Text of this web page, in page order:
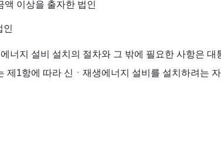
액 이상을 출자한 법인
인
너지 설비 설치의 절차와 그 밖에 필요한 사항은 대
제1항에 따라 신ㆍ재생에너지 설비를 설치하려는